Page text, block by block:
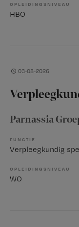
OPLEIDINGSNIVEAU
HBO
03-08-2026
Parnassia
FUNCTIE
Verpleegkundig
OPLEIDINGSNIVEAU
WO